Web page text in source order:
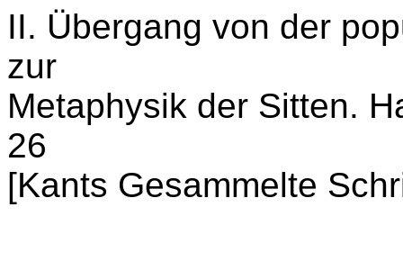
II. Übergang von der
zur
Metaphysik der Sitten.
26
[Kants Gesammelte